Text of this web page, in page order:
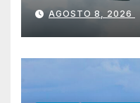
AGOSTO 8, 2026